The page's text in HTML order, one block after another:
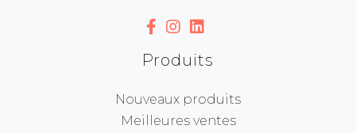
Produits
Nouveaux produits
Meilleures ventes